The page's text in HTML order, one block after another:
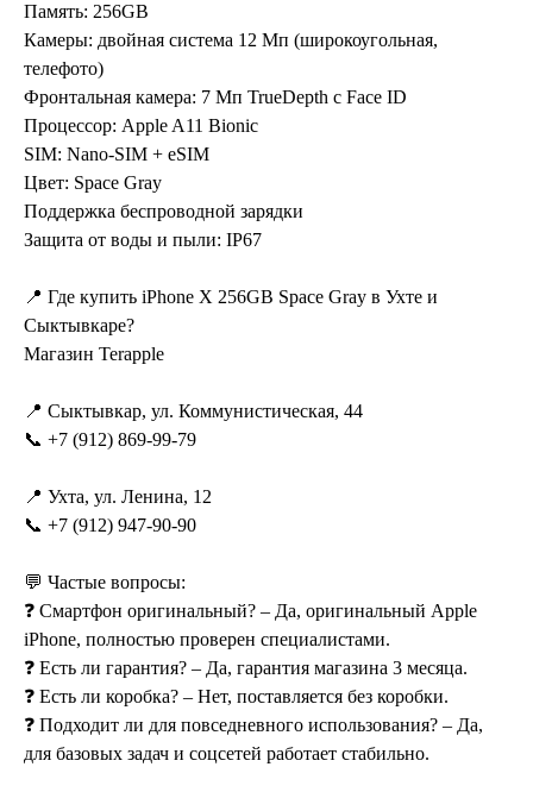
Память: 256GB
Камеры: двойная система 12 Мп (широкоугольная,
телефото)
Фронтальная камера: 7 Мп TrueDepth с Face ID
Процессор: Apple A11 Bionic
SIM: Nano-SIM + eSIM
Цвет: Space Gray
Поддержка беспроводной зарядки
Защита от воды и пыли: IP67
📍 Где купить iPhone X 256GB Space Gray в Ухте и
Сыктывкаре?
Магазин Terapple
📍 Сыктывкар, ул. Коммунистическая, 44
📞 +7 (912) 869-99-79
📍 Ухта, ул. Ленина, 12
📞 +7 (912) 947-90-90
💬 Частые вопросы:
❓ Смартфон оригинальный? – Да, оригинальный Apple
iPhone, полностью проверен специалистами.
❓ Есть ли гарантия? – Да, гарантия магазина 3 месяца.
❓ Есть ли коробка? – Нет, поставляется без коробки.
❓ Подходит ли для повседневного использования? – Да,
для базовых задач и соцсетей работает стабильно.